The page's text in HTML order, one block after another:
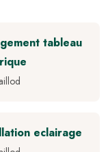
tableau
eclairage